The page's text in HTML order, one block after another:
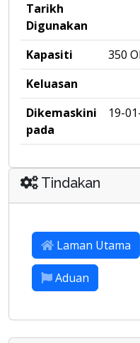
Tarikh
Digunakan
Kapasiti
350
Keluasan
Dikemaskini
pada
19-
Tindakan
Laman Utama
Aduan